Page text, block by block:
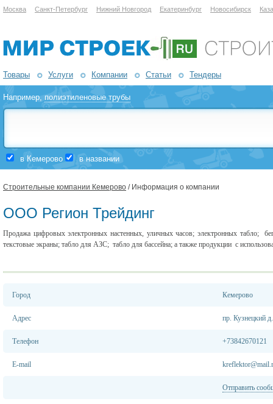
Москва Санкт-Петербург Нижний Новгород Екатеринбург Новосибирск
Товары Услуги Компании Статьи Тендеры
Например,полиэтиленовые трубы
в Кемерово в названии
Строительные компании Кемерово / Информация о компании
ООО Регион Трейдинг
Продажа цифровых электронных настенных, уличных часов; электронных табло;
текстовые экраны; табло для АЗС; табло для бассейна; а также продукции с
Город Кемерово
Адрес пр. Кузнецкий
Телефон +73842670121
E-mail
Отправить